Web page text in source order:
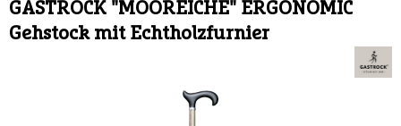
GASTROCK "MOOREICHE" ERGONOMIC
Gehstock mit Echtholzfurnier